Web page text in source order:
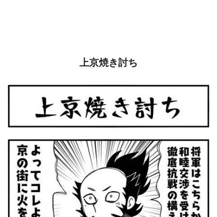
上京焼き討ち